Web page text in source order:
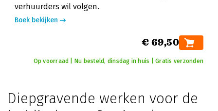
verhuurders wil volgen.
Boek bekijken
€ 69,50
Op voorraad | Nu besteld, dinsdag in huis | Gratis verzonden
Diepgravende werken voor de